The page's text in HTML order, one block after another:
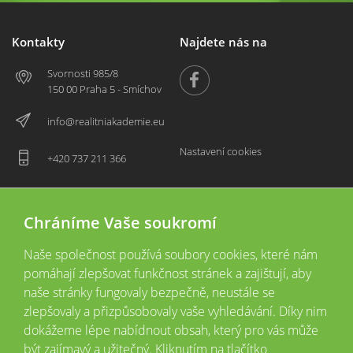
Kontakty
Svornosti 985/8
150 00 Praha 5 - Smíchov
info@realitniakademie.eu
+420 737 211 366
Najdete nás na
Nastavení cookies
2026 © CopyrightVšechna práva vyhrazena
Tyto webové stránky jsou provozovány společností Realitní akademie České
Chráníme Vaše soukromí
Naše společnost používá soubory cookies, které nám
pomáhají zlepšovat funkčnost stránek a zajištují, aby
naše stránky fungovaly bezpečně, neustále se
zlepšovaly a přizpůsobovaly vaše vyhledávání. Díky nim
dokážeme lépe nabídnout obsah, který pro vás může
být zajímavý a užitečný. Kliknutím na tlačítko